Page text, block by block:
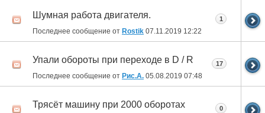
Шумная работа двигателя.
Последнее сообщение от Rostik 07.11.2019 12:22
1
Упали обороты при переходе в D / R
Последнее сообщение от Рис.А. 05.08.2019 07:48
17
Трясёт машину при 2000 оборотах 0